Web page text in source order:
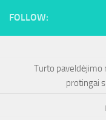
FOLLOW:
Turto paveldėjimo
protingai